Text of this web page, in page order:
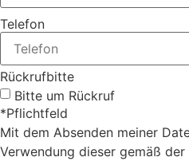
Telefon
Rückrufbitte
Bitte um Rückruf
*Pflichtfeld
Mit dem Absenden meiner
Verwendung dieser gemäß der